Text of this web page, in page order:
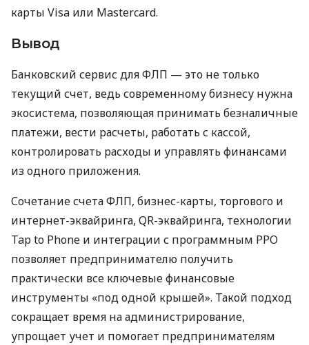
карты Visa или Mastercard.
Вывод
Банковский сервис для ФЛП — это не только
текущий счет, ведь современному бизнесу нужна
экосистема, позволяющая принимать безналичные
платежи, вести расчеты, работать с кассой,
контролировать расходы и управлять финансами
из одного приложения.
Сочетание счета ФЛП, бизнес-карты, торгового и
интернет-эквайринга, QR-эквайринга, технологии
Tap to Phone и интеграции с программным РРО
позволяет предпринимателю получить
практически все ключевые финансовые
инструменты «под одной крышей». Такой подход
сокращает время на администрирование,
упрощает учет и помогает предпринимателям